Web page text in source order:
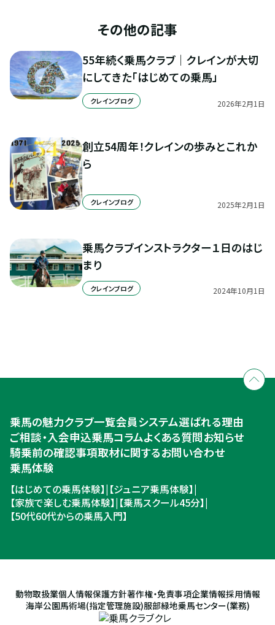
その他の記事
55年続く乗馬クラブ｜クレインが大切
にしてきた「はじめての乗馬」
クレインブログ 2026年2月1 日
創立54周年！クレインの歩みとこれか
ら
クレインブログ 2025年2月1 日
乗馬クラブインストラクター１日のはじ
まり
クレインブログ 2024年10月1日
入会のご相談・申込
ご相談・入会申込
乗馬の魅力クラブ一覧会員システム選ばれる理由
ご相談・入会申込乗馬コラムよくある質問お知らせ
騎乗前の確認事項取材に関するお問い合わせ
乗馬体験
【はじめての乗馬体験】| 【ジュニア乗馬体験】|
【家族で楽しむ乗馬体験】| 【乗馬スクール45分】|
【50代60代からの乗馬入門】
動物取扱業個人情報保護方針著作権・免責事項企業情報採用情報
海岸公園馬術場(指定管理施設)服部緑地乗馬センター(業務)